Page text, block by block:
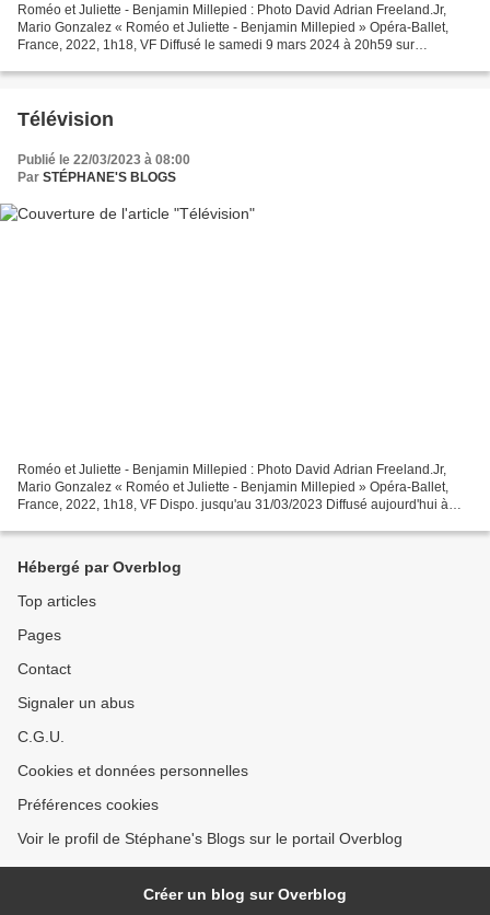
Roméo et Juliette - Benjamin Millepied : Photo David Adrian Freeland.Jr,
Mario Gonzalez « Roméo et Juliette - Benjamin Millepied » Opéra-Ballet,
France, 2022, 1h18, VF Diffusé le samedi 9 mars 2024 à 20h59 sur
Télévision
Publié le 22/03/2023 à 08:00
Par STÉPHANE'S BLOGS
Roméo et Juliette - Benjamin Millepied : Photo David Adrian Freeland.Jr,
Mario Gonzalez « Roméo et Juliette - Benjamin Millepied » Opéra-Ballet,
France, 2022, 1h18, VF Dispo. jusqu'au 31/03/2023 Diffusé aujourd'hui à
Hébergé par Overblog
Top articles
Pages
Contact
Signaler un abus
C.G.U.
Cookies et données personnelles
Préférences cookies
Voir le profil de Stéphane's Blogs sur le portail Overblog
Créer un blog sur Overblog